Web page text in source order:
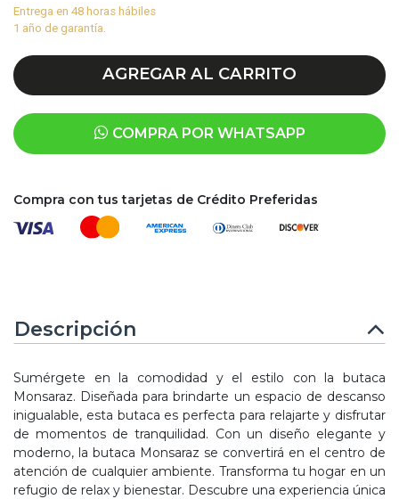
Entrega en 48 horas hábiles
1 año de garantía.
AGREGAR AL CARRITO
COMPRA POR WHATSAPP
Compra con tus tarjetas de Crédito Preferidas
Descripción
Sumérgete en la comodidad y el estilo con la butaca
Monsaraz. Diseñada para brindarte un espacio de descanso
inigualable, esta butaca es perfecta para relajarte y disfrutar
de momentos de tranquilidad. Con un diseño elegante y
moderno, la butaca Monsaraz se convertirá en el centro de
atención de cualquier ambiente. Transforma tu hogar en un
refugio de relax y bienestar. Descubre una experiencia única